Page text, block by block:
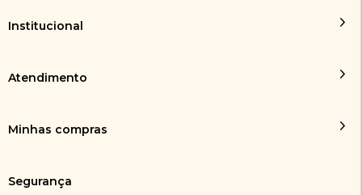
Institucional
Atendimento
Minhas compras
Segurança